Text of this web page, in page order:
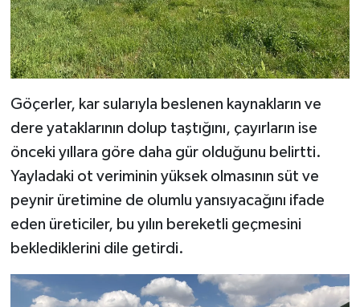
Göçerler, kar sularıyla beslenen kaynakların ve
dere yataklarının dolup taştığını, çayırların ise
önceki yıllara göre daha gür olduğunu belirtti.
Yayladaki ot veriminin yüksek olmasının süt ve
peynir üretimine de olumlu yansıyacağını ifade
eden üreticiler, bu yılın bereketli geçmesini
beklediklerini dile getirdi.